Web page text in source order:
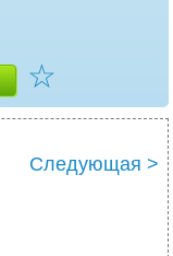
☆
Следующая >